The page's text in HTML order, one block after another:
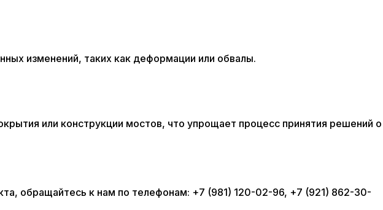
изменений, таких как деформации или обвалы.
или конструкции мостов, что упрощает процесс принятия решений о
обращайтесь к нам по телефонам: +7 (981) 120-02-96, +7 (921) 862-30-